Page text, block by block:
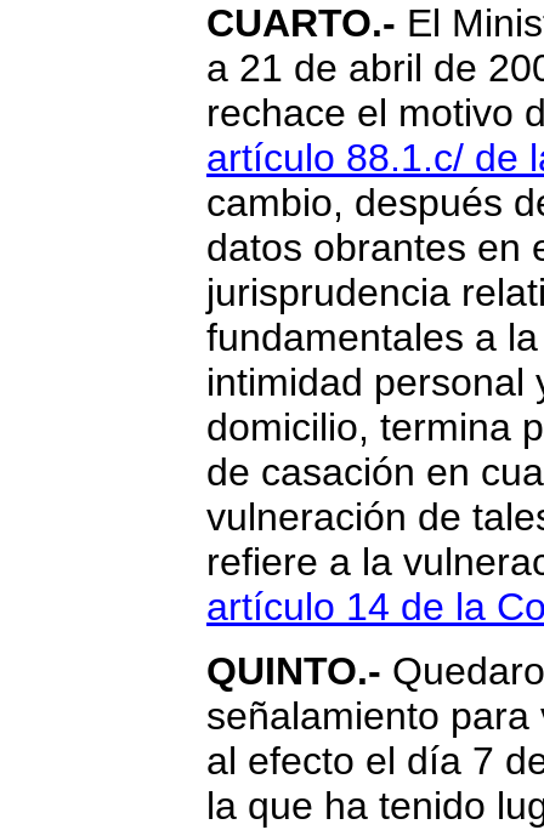
CUARTO.- El
a 21 de abril de
rechace el motivo
artículo 88.1.c/ de
cambio, después
datos obrantes en
jurisprudencia
fundamentales a
intimidad personal
domicilio, termina
de casación en
vulneración de
refiere a la
artículo 14 de la
QUINTO.-
señalamiento
al efecto el día 7
la que ha tenido